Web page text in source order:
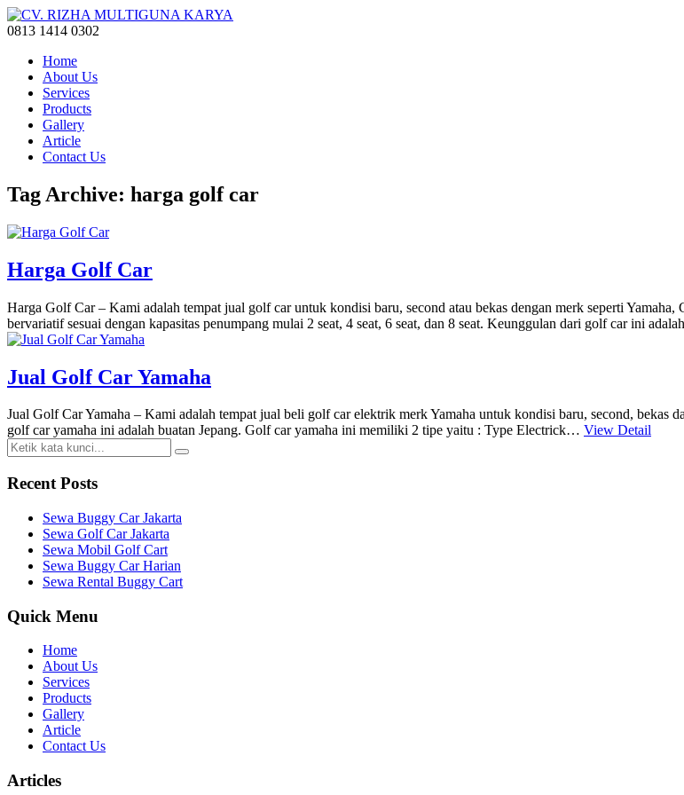
0813 1414 0302
Home
About Us
Services
Products
Gallery
Article
Contact Us
Tag Archive: harga golf car
Harga Golf Car
Harga Golf Car – Kami adalah tempat jual golf car untuk kondisi baru, second atau bekas dengan merk seperti
bervariatif sesuai dengan kapasitas penumpang mulai 2 seat, 4 seat, 6 seat, dan 8 seat. Keunggulan dari golf car ini
Jual Golf Car Yamaha
Jual Golf Car Yamaha – Kami adalah tempat jual beli golf car elektrik merk Yamaha untuk kondisi baru, second, bekas
golf car yamaha ini adalah buatan Jepang. Golf car yamaha ini memiliki 2 tipe yaitu : Type Electrick… View Detail
Recent Posts
Sewa Buggy Car Jakarta
Sewa Golf Car Jakarta
Sewa Mobil Golf Cart
Sewa Buggy Car Harian
Sewa Rental Buggy Cart
Quick Menu
Home
About Us
Services
Products
Gallery
Article
Contact Us
Articles